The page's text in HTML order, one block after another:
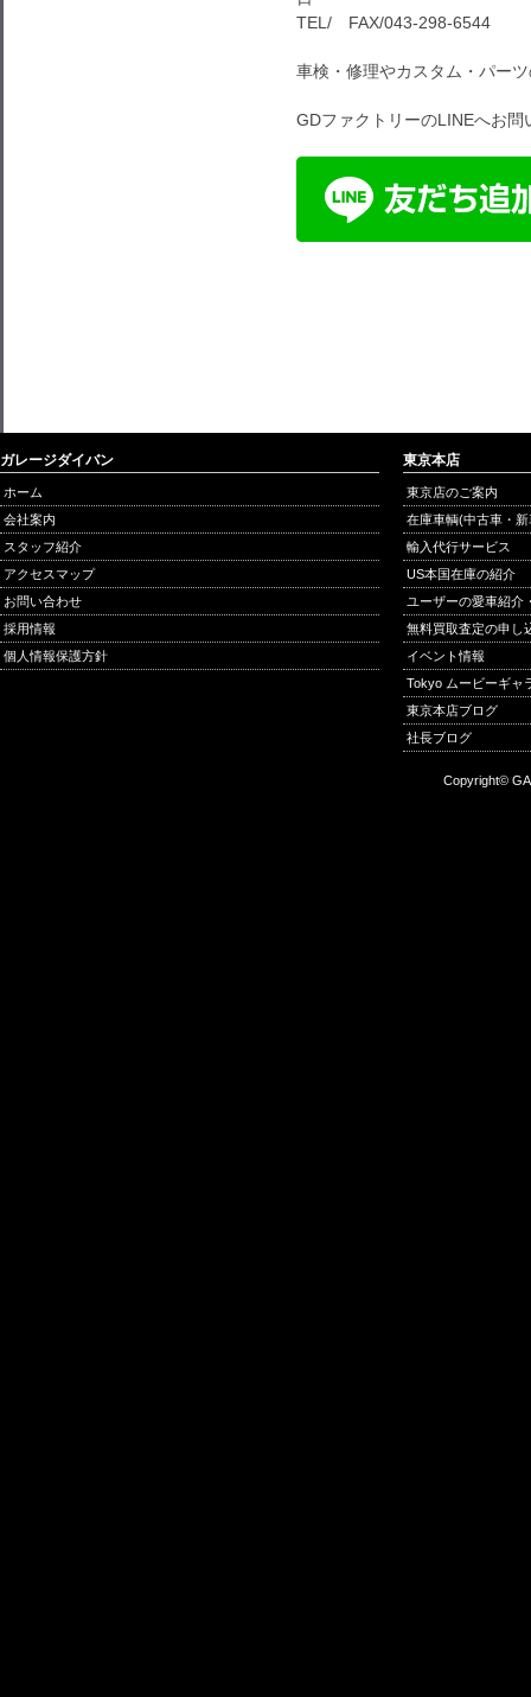
TEL/ FAX/043-298-6544
車検・修理やカスタム・パー
GDファクトリーのLINEへお問
ガレージダイバン
ホーム
会社案内
スタッフ紹介
アクセスマップ
お問い合わせ
採用情報
個人情報保護方針
東京本店
東京店のご案内
在庫車輌(中古車・
輸入代行サービス
US本国在庫の紹介
ユーザーの愛車紹介
無料買取査定の申し
イベント情報
Tokyo ムービーギャ
東京本店ブログ
社長ブログ
Copyright©